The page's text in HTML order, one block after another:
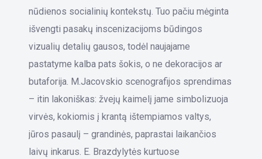
nūdienos socialinių kontekstų. Tuo pačiu mėginta
išvengti pasakų inscenizacijoms būdingos
vizualių detalių gausos, todėl naujajame
pastatyme kalba pats šokis, o ne dekoracijos ar
butaforija. M.Jacovskio scenografijos sprendimas
– itin lakoniškas: žvejų kaimelį jame simbolizuoja
virvės, kokiomis į krantą ištempiamos valtys,
jūros pasaulį – grandinės, paprastai laikančios
laivų inkarus. E. Brazdylytės kurtuose